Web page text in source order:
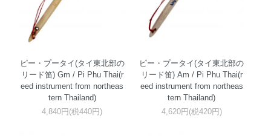
ピー・プータイ(タイ東北部の
リード笛) Gm / Pi Phu Thai(r
eed instrument from northeas
tern Thailand)
4,840円(税440円)
ピー・プータイ(タイ東北部の
リード笛) Am / Pi Phu Thai(r
eed instrument from northeas
tern Thailand)
4,620円(税420円)